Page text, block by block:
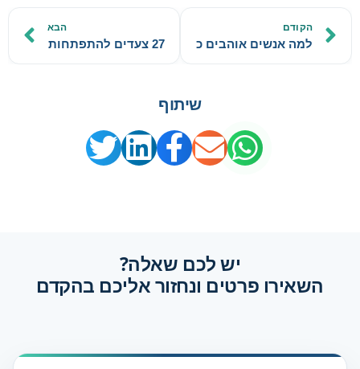
הקודם
למה אנשים אוהבים כריות?
הבא
27 צעדים להתפתחות אישית
שיתוף
יש לכם שאלה?
השאירו פרטים ונחזור אליכם בהקדם